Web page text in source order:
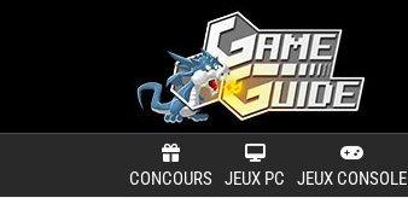
CONCOURS JEUX PC JEUX CONSOLE